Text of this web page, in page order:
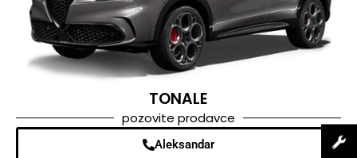
TONALE
pozovite prodavce
Aleksandar